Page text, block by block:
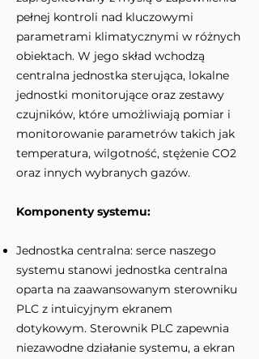
pełnej kontroli nad kluczowymi
parametrami klimatycznymi w różnych
obiektach. W jego skład wchodzą
centralna jednostka sterująca, lokalne
jednostki monitorujące oraz zestawy
czujników, które umożliwiają pomiar i
monitorowanie parametrów takich jak
temperatura, wilgotność, stężenie CO2
oraz innych wybranych gazów.
Komponenty systemu:
Jednostka centralna: serce naszego
systemu stanowi jednostka centralna
oparta na zaawansowanym sterowniku
PLC z intuicyjnym ekranem
dotykowym. Sterownik PLC zapewnia
niezawodne działanie systemu, a ekran